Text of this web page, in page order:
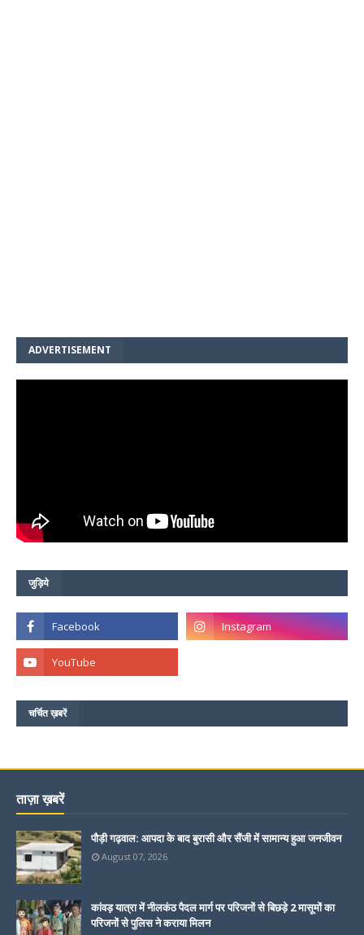
ADVERTISEMENT
जुड़िये
चर्चित ख़बरें
ताज़ा ख़बरें
पौड़ी गढ़वाल: आपदा के बाद बुरासी और सैंजी में सामान्य हुआ जनजीवन
August 07, 2026
कांवड़ यात्रा में नीलकंठ पैदल मार्ग पर परिजनों से बिछड़े 2 मासूमों का
परिजनों से पुलिस ने कराया मिलन